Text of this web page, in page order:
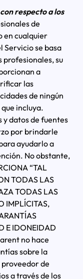
respecto a los
de
en cualquier
Servicio se basa
profesionales, su
a
las
de ningún
incluya.
y datos de fuentes
por brindarle
ayudarlo a
No obstante,
“TAL
TODAS LAS
TODAS LAS
IMPLÍCITAS,
E IDONEIDAD
no hace
sobre la
de
a través de los